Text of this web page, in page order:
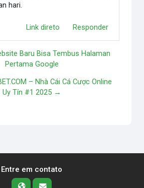
hari.
Link direto Responder
Baru Bisa Tembus Halaman
Pertama Google
– Nhà Cái Cá Cược Online
Uy Tín #1 2025 →
Entre em contato